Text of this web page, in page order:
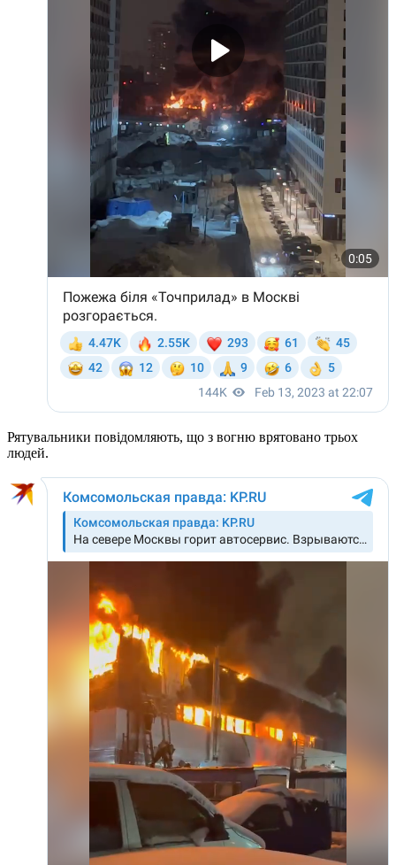
Рятувальники повідомляють, що з вогню врятовано трьох
людей.